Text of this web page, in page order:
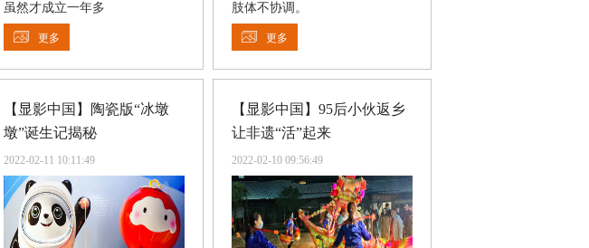
虽然才成立一年多
更多
肢体不协调。
更多
【显影中国】陶瓷版“冰墩
墩”诞生记揭秘
2022-02-11 10:11:49
【显影中国】95后小伙返乡
让非遗“活”起来
2022-02-10 09:56:49